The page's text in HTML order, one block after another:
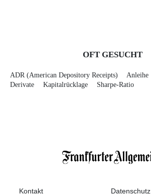
OFT GESUCHT
ADR (American Depository Receipts) Anleihe
Derivate
Kapitalrücklage Sharpe-Ratio
Kontakt Datenschutz